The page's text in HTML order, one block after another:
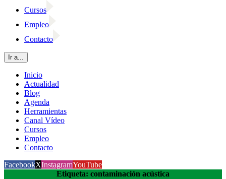
Cursos
Empleo
Contacto
Ir a...
Inicio
Actualidad
Blog
Agenda
Herramientas
Canal Vídeo
Cursos
Empleo
Contacto
FacebookXInstagramYouTube
Etiqueta: contaminación acústica